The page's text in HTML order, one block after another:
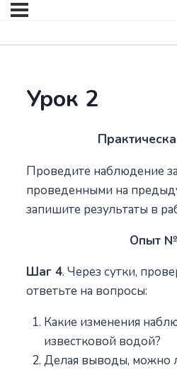
Урок 2
Проведите наблюдение
проведенными на
запишите результаты в
Опыт
Шаг 4. Через сутки,
ответьте на вопросы:
Какие изменения
известковой водой?
Делая выводы, можно